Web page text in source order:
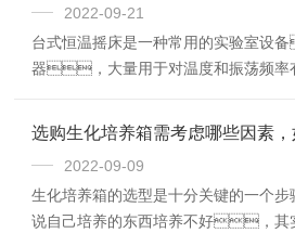
2022-09-21
台式恒温摇床是一种常用的实验室设
器，大量用于对温度和振荡频率
及酶和组织研究等。
选购生化培养箱需考虑哪些因素，
2022-09-09
生化培养箱的选型是十分关键的一个
说自己培养的东西培养不好，其